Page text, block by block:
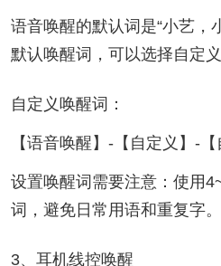
语音唤醒的默认词是“小艺，
默认唤醒词，可以选择自定
自定义唤醒词：
【语音唤醒】-【自定义】-【
设置唤醒词需要注意：使用
词，避免日常用语和重复字。
3、耳机线控唤醒